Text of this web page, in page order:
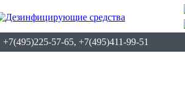
+7(495)225-57-65, +7(495)411-99-51